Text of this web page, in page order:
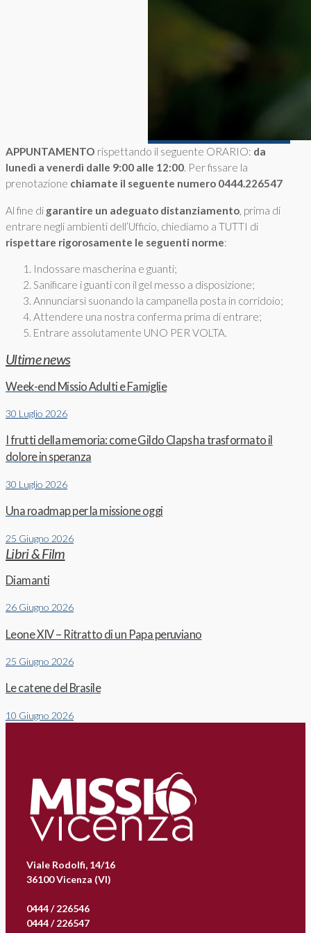
APPUNTAMENTO rispettando il seguente ORARIO: da
lunedì a venerdì dalle 9:00 alle 12:00. Per fissare la
prenotazione chiamate il seguente numero 0444.226547
Al fine di garantire un adeguato distanziamento , prima di
entrare negli ambienti dell’Ufficio, chiediamo a TUTTI di
rispettare rigorosamente le seguenti norme:
Indossare mascherina e guanti;
Sanificare i guanti con il gel messo a disposizione;
Annunciarsi suonando la campanella posta in corridoio;
Attendere una nostra conferma prima di entrare;
Entrare assolutamente UNO PER VOLTA.
Ultime news
Week-end Missio Adulti e Famiglie
30 Luglio 2026
I frutti della memoria: come Gildo Claps ha trasformato il
dolore in speranza
30 Luglio 2026
Una roadmap per la missione oggi
25 Giugno 2026
Libri & Film
Diamanti
26 Giugno 2026
Leone XIV – Ritratto di un Papa peruviano
25 Giugno 2026
Le catene del Brasile
10 Giugno 2026
Viale Rodolfi, 14/16
36100 Vicenza (VI)
0444 / 226546
0444 / 226547